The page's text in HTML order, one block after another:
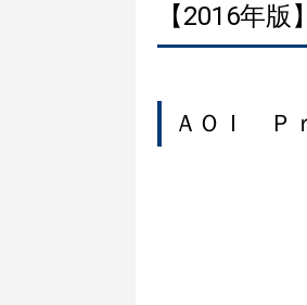
【2016年
ＡＯＩ Ｐ